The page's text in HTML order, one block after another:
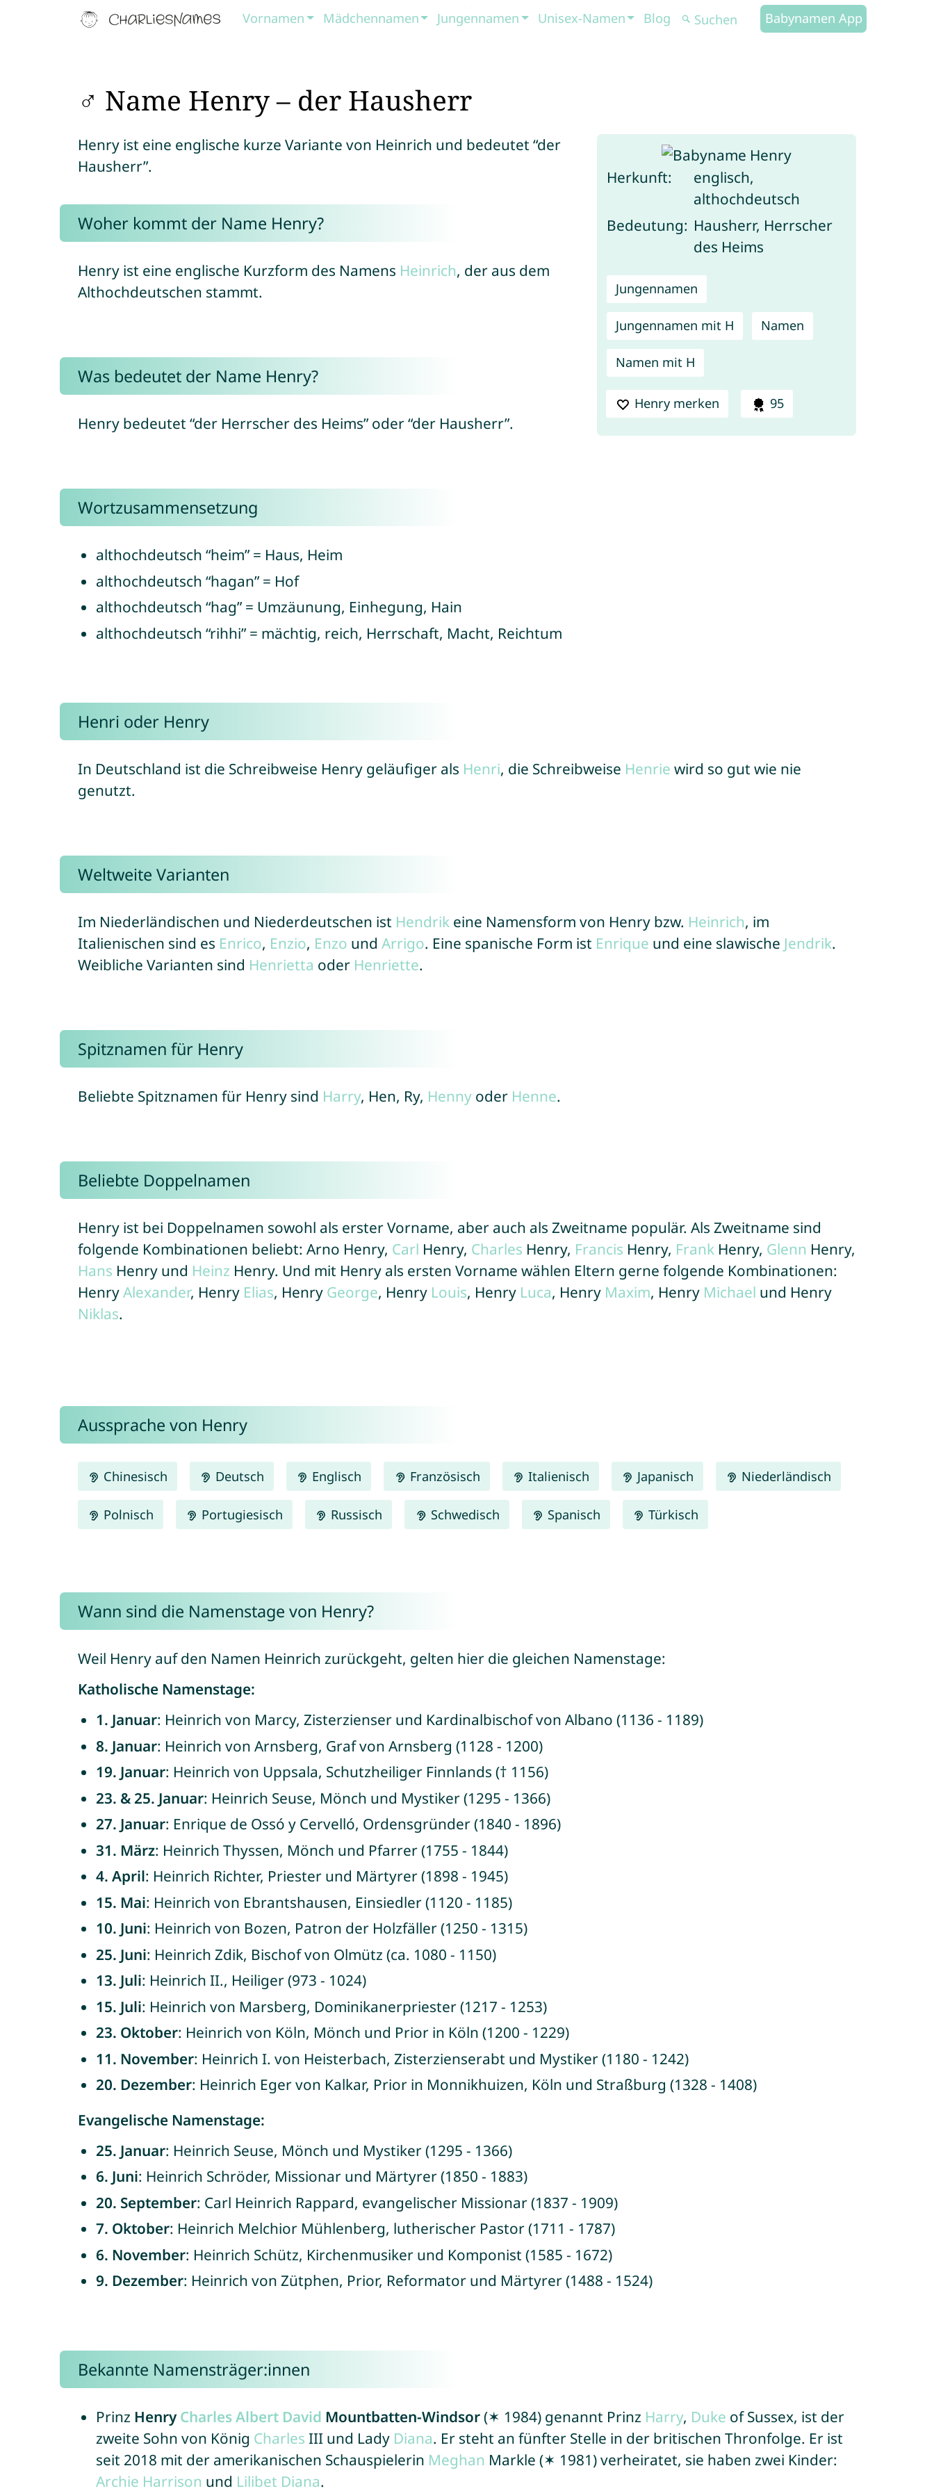
Vornamen Mädchennamen Jungennamen Unisex-Namen Blog Babynamen App
♂ Name Henry – der Hausherr
Herkunft:
englisch,
althochdeutsch
Bedeutung: Hausherr, Herrscher
des Heims
Jungennamen
Jungennamen mit H Namen
Namen mit H
Henry merken 95
Henry ist eine englische kurze Variante von Heinrich und bedeutet “der
Hausherr”.
Woher kommt der Name Henry?
Henry ist eine englische Kurzform des Namens Heinrich, der aus dem
Althochdeutschen stammt.
Was bedeutet der Name Henry?
Henry bedeutet “der Herrscher des Heims” oder “der Hausherr”.
Wortzusammensetzung
althochdeutsch “heim” = Haus, Heim
althochdeutsch “hagan” = Hof
althochdeutsch “hag” = Umzäunung, Einhegung, Hain
althochdeutsch “rihhi” = mächtig, reich, Herrschaft, Macht, Reichtum
Henri oder Henry
In Deutschland ist die Schreibweise Henry geläufiger als Henri, die Schreibweise Henrie wird so gut wie nie
genutzt.
Weltweite Varianten
Im Niederländischen und Niederdeutschen ist Hendrikeine Namensform von Henry bzw. Heinrich, im
Italienischen sind es Enrico, Enzio, Enzo und Arrigo. Eine spanische Form ist Enrique und eine slawische Jendrik.
Weibliche Varianten sind Henrietta oder Henriette.
Spitznamen für Henry
Beliebte Spitznamen für Henry sind Harry, Hen, Ry, Hennyoder Henne.
Beliebte Doppelnamen
Henry ist bei Doppelnamen sowohl als erster Vorname, aber auch als Zweitname populär. Als Zweitname sind
folgende Kombinationen beliebt: Arno Henry, Carl Henry, Charles Henry, Francis Henry, FrankHenry, Glenn Henry,
Hans Henry und Heinz Henry. Und mit Henry als ersten Vorname wählen Eltern gerne folgende Kombinationen:
HenryAlexander, Henry Elias, Henry George, Henry Louis, Henry Luca, Henry Maxim, Henry Michael und Henry
Niklas.
Aussprache von Henry
Chinesisch Deutsch Englisch Französisch Italienisch Japanisch Niederländisch
Polnisch Portugiesisch Russisch Schwedisch Spanisch Türkisch
Wann sind die Namenstage von Henry?
Weil Henry auf den Namen Heinrich zurückgeht, gelten hier die gleichen Namenstage:
Katholische Namenstage:
1. Januar: Heinrich von Marcy, Zisterzienser und Kardinalbischof von Albano (1136 - 1189)
8. Januar: Heinrich von Arnsberg, Graf von Arnsberg (1128 - 1200)
19. Januar: Heinrich von Uppsala, Schutzheiliger Finnlands († 1156)
23. & 25. Januar: Heinrich Seuse, Mönch und Mystiker (1295 - 1366)
27. Januar: Enrique de Ossó y Cervelló, Ordensgründer (1840 - 1896)
31. März: Heinrich Thyssen, Mönch und Pfarrer (1755 - 1844)
4. April: Heinrich Richter, Priester und Märtyrer (1898 - 1945)
15. Mai: Heinrich von Ebrantshausen, Einsiedler (1120 - 1185)
10. Juni: Heinrich von Bozen, Patron der Holzfäller (1250 - 1315)
25. Juni: Heinrich Zdik, Bischof von Olmütz (ca. 1080 - 1150)
13. Juli: Heinrich II., Heiliger (973 - 1024)
15. Juli: Heinrich von Marsberg, Dominikanerpriester (1217 - 1253)
23. Oktober: Heinrich von Köln, Mönch und Prior in Köln (1200 - 1229)
11. November: Heinrich I. von Heisterbach, Zisterzienserabt und Mystiker (1180 - 1242)
20. Dezember: Heinrich Eger von Kalkar, Prior in Monnikhuizen, Köln und Straßburg (1328 - 1408)
Evangelische Namenstage:
25. Januar: Heinrich Seuse, Mönch und Mystiker (1295 - 1366)
6. Juni: Heinrich Schröder, Missionar und Märtyrer (1850 - 1883)
20. September: Carl Heinrich Rappard, evangelischer Missionar (1837 - 1909)
7. Oktober: Heinrich Melchior Mühlenberg, lutherischer Pastor (1711 - 1787)
6. November: Heinrich Schütz, Kirchenmusiker und Komponist (1585 - 1672)
9. Dezember: Heinrich von Zütphen, Prior, Reformator und Märtyrer (1488 - 1524)
Bekannte Namensträger:innen
Prinz HenryCharlesAlbert David Mountbatten-Windsor(✶ 1984) genannt Prinz Harry, Duke of Sussex, ist der
zweite Sohn von König Charles III und Lady Diana. Er steht an fünfter Stelle in der britischen Thronfolge. Er ist
seit 2018 mit der amerikanischen Schauspielerin Meghan Markle (✶ 1981) verheiratet, sie haben zwei Kinder:
Archie Harrison und Lilibet Diana.